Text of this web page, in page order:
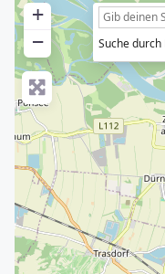
+
−
Suche